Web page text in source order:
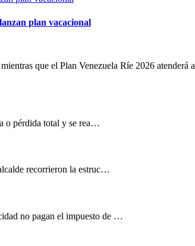
plan vacacional
que el Plan Venezuela Ríe 2026 atenderá a
o pérdida total y se rea…
recorrieron la estruc…
no pagan el impuesto de …